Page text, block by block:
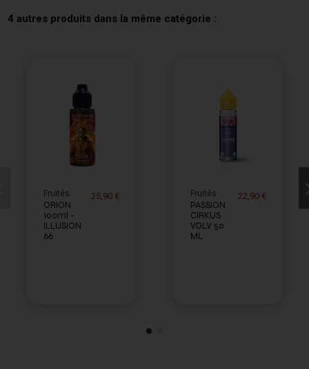
4 autres produits dans la même catégorie :
Fruités
ORION
100ml -
ILLUSION
66
25,90 € Fruités
PASSION
CIRKUS
VDLV 50
ML
22,90 €